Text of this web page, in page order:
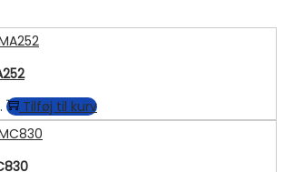
Tilføj til kurv